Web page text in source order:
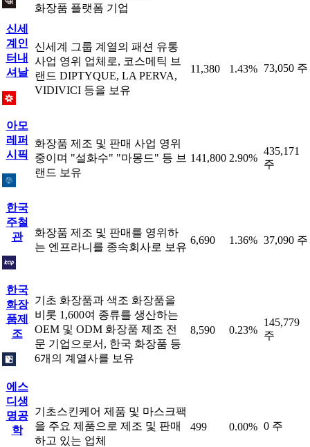
화장품 플랫폼 기업
신세
계인
터내
셔날
신세계 그룹 계열의 패션 유통
사업 영위 업체로, 코스메틱 브
랜드 DIPTYQUE, LA PERVA,
VIDIVICI 등을 보유
11,380 1.43% 73,050 주
아모
레퍼
시픽
화장품 제조 및 판매 사업 영위
중이며 "설화수" "마몽드" 등 브
랜드 보유
141,800 2.90%
435,171
주
한국
주철
관
화장품 제조 및 판매를 영위하
는 엔프라니를 종속회사로 보유
6,690 1.36% 37,090 주
한국
화장
품제
조
기초 화장품과 색조 화장품을
비롯 1,600여 종류를 생산하는
OEM 및 ODM 화장품 제조 전
문 기업으로서, 한국 화장품 등
6개의 계열사를 보유
8,590 0.23%
145,779
주
에스
디생
명공
학
기초스킨케어 제품 및 마스크팩
을 주요 제품으로 제조 및 판매
하고 있는 업체
499 0.00% 0 주